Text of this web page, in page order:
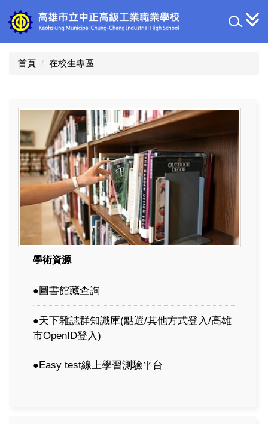
到
主
首頁 在校生專區
學術資源
●圖書館藏查詢
●天下雜誌群知識庫(點選/其他方式登入/高雄
市OpenID登入)
●Easy test線上學習測驗平台